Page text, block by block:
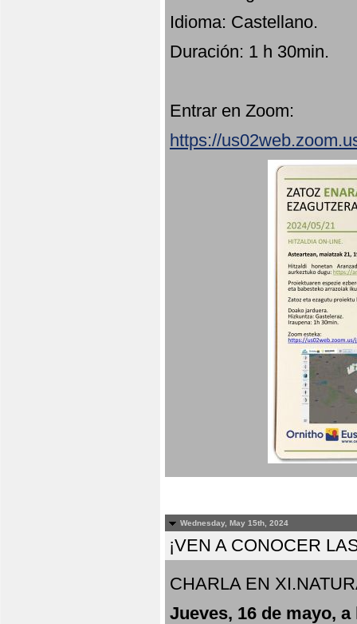
Idioma: Castellano.
Duración: 1 h 30min.
Entrar en Zoom:
https://
Wednesday, May 15th, 2024
¡VEN A CONOCER
CHARLA EN
Jueves, 16 de mayo,